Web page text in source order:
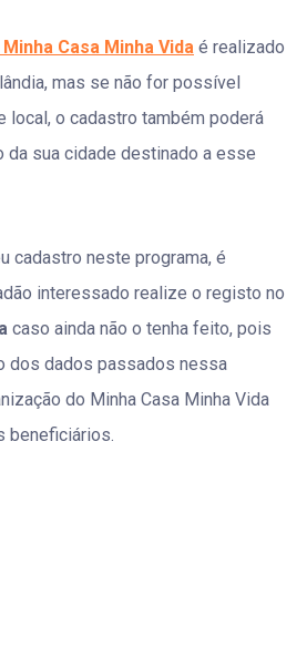
Casa Minha Vida é realizado
mas se não for possível
o cadastro também poderá
da sua cidade destinado a esse
cadastro neste programa, é
interessado realize o registo no
caso ainda não o tenha feito, pois
dos dados passados nessa
do Minha Casa Minha Vida
beneficiários.